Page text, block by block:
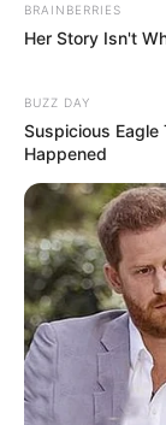
Dimasak
Nggak
10 Pose
Banget
BRAINBERRIES
Her Story Isn't
BUZZ DAY
Suspicious Eagle
Happened